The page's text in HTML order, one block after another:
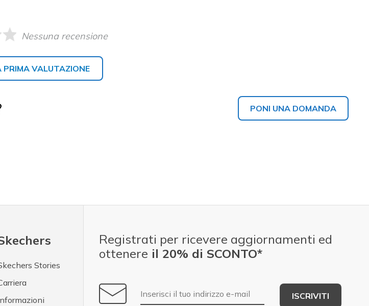
Nessuna recensione
PRIMA VALUTAZIONE
PONI UNA DOMANDA
Stories
Registrati per ricevere aggiornamenti ed
ottenere il 20% di SCONTO*
E-mail
ISCRIVITI